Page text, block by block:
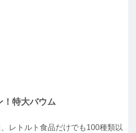
！特大バウム
レトルト食品だけでも100種類以